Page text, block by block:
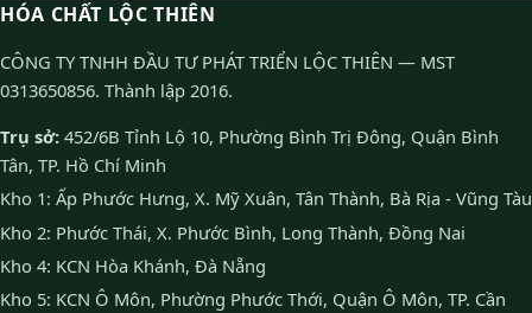
HÓA CHẤT LỘC THIÊN
CÔNG TY TNHH ĐẦU TƯ PHÁT TRIỂN LỘC THIÊN — MST
0313650856. Thành lập 2016.
Trụ sở: 452/6B Tỉnh Lộ 10, Phường Bình Trị Đông, Quận Bình
Tân, TP. Hồ Chí Minh
Kho 1: Ấp Phước Hưng, X. Mỹ Xuân, Tân Thành, Bà Rịa - Vũng Tàu
Kho 2: Phước Thái, X. Phước Bình, Long Thành, Đồng Nai
Kho 4: KCN Hòa Khánh, Đà Nẵng
Kho 5: KCN Ô Môn, Phường Phước Thới, Quận Ô Môn, TP. Cần